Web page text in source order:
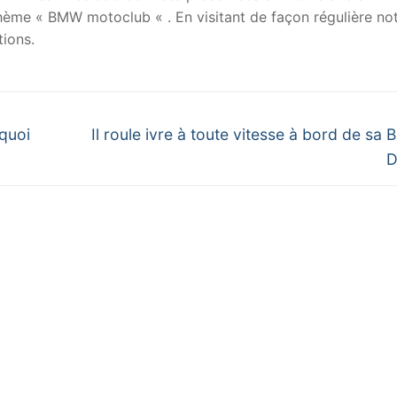
« BMW motoclub « . En visitant de façon régulière
Next
Il roule ivre à toute vitesse à bord de sa